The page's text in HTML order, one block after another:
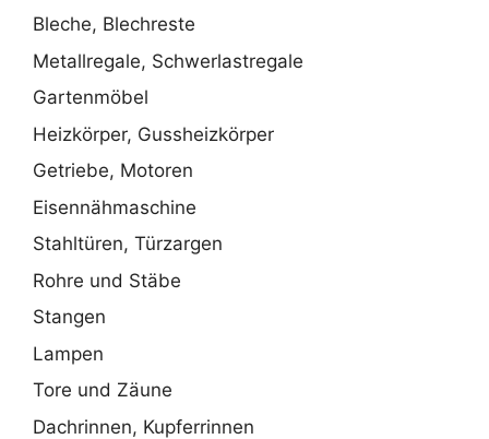
Bleche, Blechreste
Metallregale, Schwerlastregale
Gartenmöbel
Heizkörper, Gussheizkörper
Getriebe, Motoren
Eisennähmaschine
Stahltüren, Türzargen
Rohre und Stäbe
Stangen
Lampen
Tore und Zäune
Dachrinnen, Kupferrinnen